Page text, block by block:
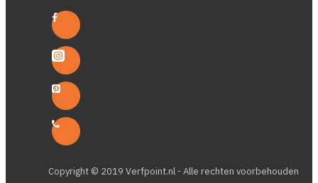
Copyright © 2019 Verfpoint.nl - Alle rechten voorbehouden